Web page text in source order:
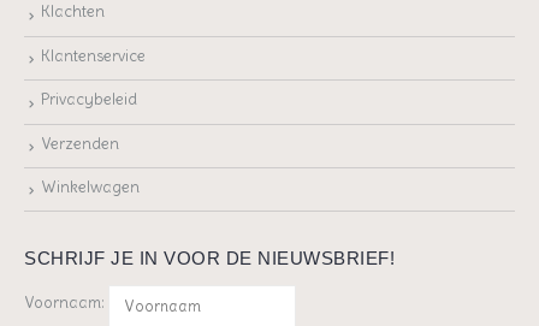
Klachten
Klantenservice
Privacybeleid
Verzenden
Winkelwagen
SCHRIJF JE IN VOOR DE NIEUWSBRIEF!
Voornaam: